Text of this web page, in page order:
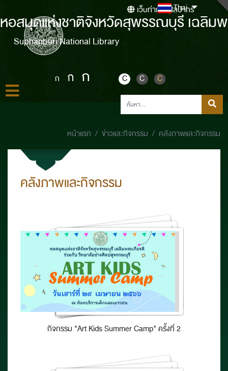
หอสมุดแห่งชาติจังหวัดสุพรรณบุรี เฉลิมพ
Suphanburi National Library
เว็บท่ากรมศิลปากร
Thai
ก ก ก C C C
หน้าแรก ข่าวและกิจกรรม คลังภาพและกิจกรรม
คลังภาพและกิจกรรม
กิจกรรม "Art Kids Summer Camp" ครั้งที่ 2